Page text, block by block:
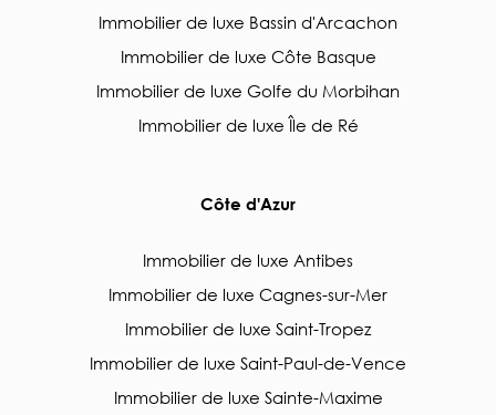
Immobilier de luxe Bassin d'Arcachon
Immobilier de luxe Côte Basque
Immobilier de luxe Golfe du Morbihan
Immobilier de luxe Île de Ré
Côte d'Azur
Immobilier de luxe Antibes
Immobilier de luxe Cagnes-sur-Mer
Immobilier de luxe Saint-Tropez
Immobilier de luxe Saint-Paul-de-Vence
Immobilier de luxe Sainte-Maxime